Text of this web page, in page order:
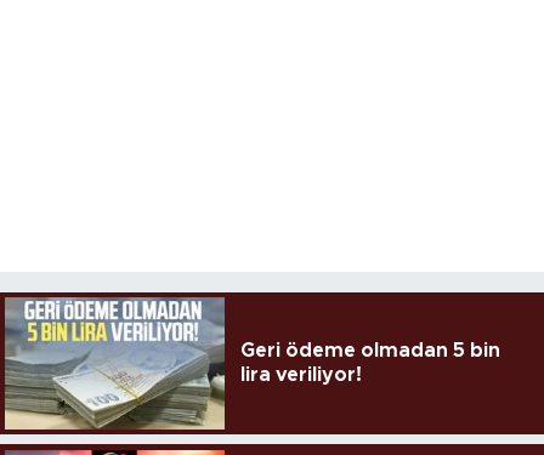
Geri ödeme olmadan 5 bin
lira veriliyor!